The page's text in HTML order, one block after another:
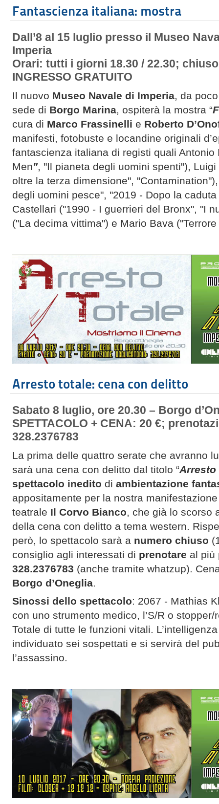
Fantascienza italiana: mostra
Dall’8 al 15 luglio presso il Museo
Imperia
Orari: tutti i giorni 18.30 / 22.30;
INGRESSO GRATUITO
Il nuovo Museo Navale di Imperia, da
sede di Borgo Marina, ospiterà la mostra “
cura di Marco Frassinelli e Roberto
manifesti, fotobuste e locandine originali
fantascienza italiana di registi quali Antonio
Men", "Il pianeta degli uomini spenti"),
oltre la terza dimensione",
degli uomini pesce", "2019 - Dopo la
Castellari ("1990 - I guerrieri del Bronx", "I
("La decima vittima") e Mario Bava
Arresto totale: cena con delitto
Sabato 8 luglio, ore 20.30 – Borgo
SPETTACOLO + CENA: 20 €;
328.2376783
La prima delle quattro serate che avranno
sarà una cena con delitto dal titolo “Arresto
spettacolo inedito di ambientazione
appositamente per la nostra
teatrale Il Corvo Bianco, che già lo scorso
della cena con delitto a tema western.
però, lo spettacolo sarà a numero chiuso
consiglio agli interessati di prenotare al più
328.2376783 (anche tramite whatzup).
Borgo d’Oneglia.
Sinossi dello spettacolo: 2067 - Mathias
con uno strumento medico, l’S/R o
Totale di tutte le funzioni vitali.
individuato sei sospettati e si servirà del
l’assassino.